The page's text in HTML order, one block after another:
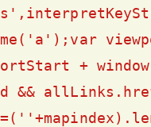
+
&&